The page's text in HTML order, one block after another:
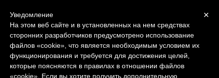
Передовые технологии производства
×
Уведомление
На этом веб сайте и в установленных на нем средствах
сторонних разработчиков предусмотрено использование
файлов «cookie», что является необходимым условием их
функционирования и требуется для достижения целей,
которые поясняются в правилах в отношении файлов
«cookie». Если вы хотите получить дополнительную